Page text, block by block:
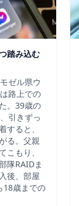
踏み込む
ゼル県ウ
路上での
。39歳の
引きずっ
すると、
る。父親
こもり、
隊RAIDま
後、部屋
18歳までの